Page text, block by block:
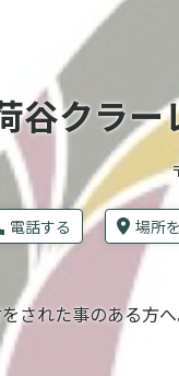
谷クラー
電話する 場所
された事のある方へ